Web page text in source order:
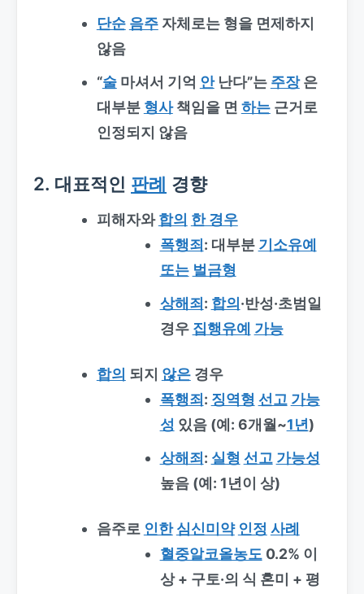
단순 음주자체로는 형을 면제하지
않음
“술마셔서 기억 안난다”는 주장은
대부분 형사책임을 면 하는근거로
인정되지 않음
2. 대표적인 판례 경향
피해자와합의 한 경우
폭행죄 : 대부분 기소유예
또는 벌금형
상해죄 : 합의 ·반성·초범일
경우 집행유예 가능
합의 되지 않은경우
폭행죄 : 징역형 선고 가능
성 있음 (예: 6개월~1년)
상해죄 : 실형 선고 가능성
높음 (예: 1년이 상)
음주로 인한 심신미약 인정 사례
혈중알코올농도 0.2% 이
상 + 구토·의 식 혼미 + 평